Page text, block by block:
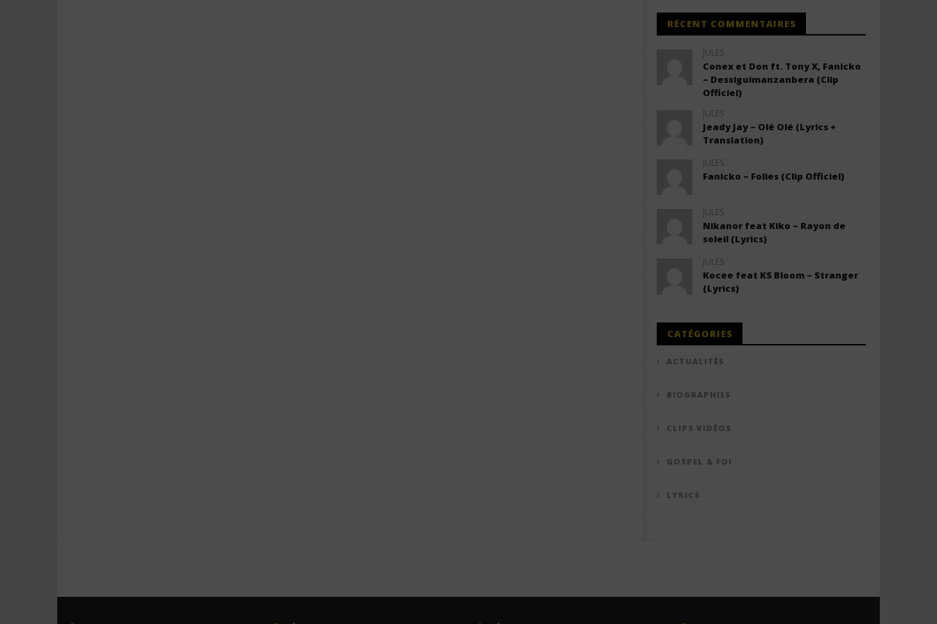
RÉCENT COMMENTAIRES
JULES
Conex et Don ft. Tony X, Fanicko
– Dessiguimanzanbera (Clip
Officiel)
JULES
Jeady Jay – Olé Olé (Lyrics +
Translation)
JULES
Fanicko – Folies (Clip Officiel)
JULES
Nikanor feat Kiko – Rayon de
soleil (Lyrics)
JULES
Kocee feat KS Bloom – Stranger
(Lyrics)
CATÉGORIES
ACTUALITÉS
BIOGRAPHIES
CLIPS VIDÉOS
GOSPEL & FOI
LYRICS